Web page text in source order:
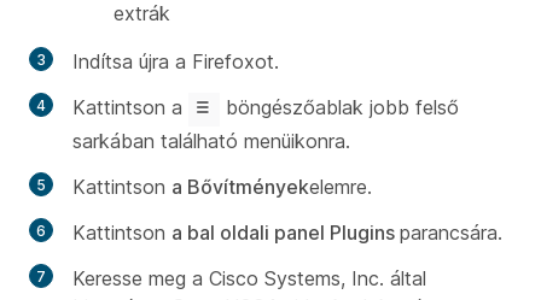
extrák
Indítsa újra a Firefoxot.
Kattintson a
böngészőablak jobb felső
sarkában található menüikonra.
Kattintson a Bővítményekelemre.
Kattintson a bal oldali panel Plugins parancsára.
Keresse meg a Cisco Systems, Inc. által